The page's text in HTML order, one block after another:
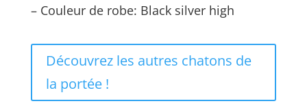
– Couleur de robe: Black silver high
Découvrez les autres chatons de
la portée !